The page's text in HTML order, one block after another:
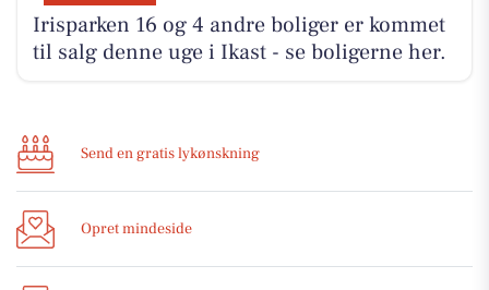
Irisparken 16 og 4 andre boliger er kommet
til salg denne uge i Ikast - se boligerne her.
Send en gratis lykønskning
Opret mindeside